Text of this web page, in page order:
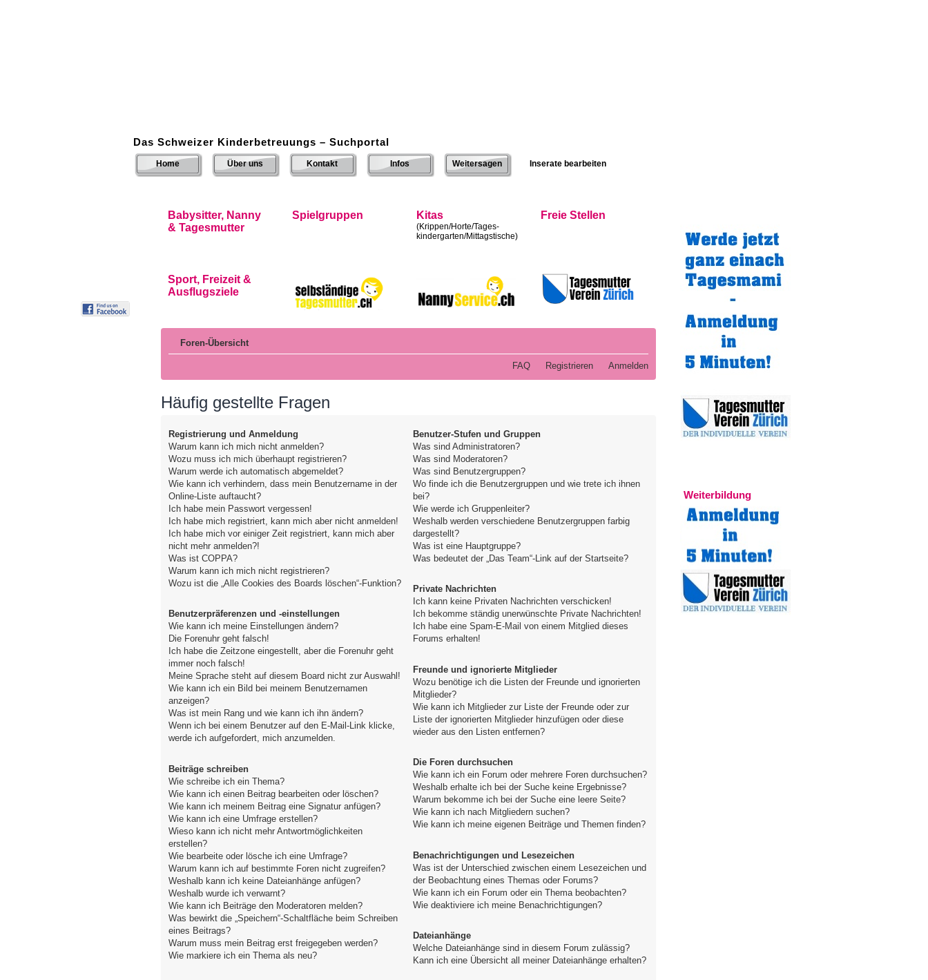
Das Schweizer Kinderbetreuungs – Suchportal
Home Über uns Kontakt Infos Weitersagen Inserate bearbeiten
Babysitter, Nanny
& Tagesmutter
Spielgruppen Kitas
(Krippen/Horte/Tages-
kindergarten/Mittagstische)
Freie Stellen
Sport, Freizeit &
Ausflugsziele
Foren-Übersicht
FAQ Registrieren Anmelden
Häufig gestellte Fragen
Registrierung und Anmeldung
Warum kann ich mich nicht anmelden?
Wozu muss ich mich überhaupt registrieren?
Warum werde ich automatisch abgemeldet?
Wie kann ich verhindern, dass mein Benutzername in der
Online-Liste auftaucht?
Ich habe mein Passwort vergessen!
Ich habe mich registriert, kann mich aber nicht anmelden!
Ich habe mich vor einiger Zeit registriert, kann mich aber
nicht mehr anmelden?!
Was ist COPPA?
Warum kann ich mich nicht registrieren?
Wozu ist die „Alle Cookies des Boards löschen“-Funktion?
Benutzerpräferenzen und -einstellungen
Wie kann ich meine Einstellungen ändern?
Die Forenuhr geht falsch!
Ich habe die Zeitzone eingestellt, aber die Forenuhr geht
immer noch falsch!
Meine Sprache steht auf diesem Board nicht zur Auswahl!
Wie kann ich ein Bild bei meinem Benutzernamen
anzeigen?
Was ist mein Rang und wie kann ich ihn ändern?
Wenn ich bei einem Benutzer auf den E-Mail-Link klicke,
werde ich aufgefordert, mich anzumelden.
Beiträge schreiben
Wie schreibe ich ein Thema?
Wie kann ich einen Beitrag bearbeiten oder löschen?
Wie kann ich meinem Beitrag eine Signatur anfügen?
Wie kann ich eine Umfrage erstellen?
Wieso kann ich nicht mehr Antwortmöglichkeiten
erstellen?
Wie bearbeite oder lösche ich eine Umfrage?
Warum kann ich auf bestimmte Foren nicht zugreifen?
Weshalb kann ich keine Dateianhänge anfügen?
Weshalb wurde ich verwarnt?
Wie kann ich Beiträge den Moderatoren melden?
Was bewirkt die „Speichern“-Schaltfläche beim Schreiben
eines Beitrags?
Warum muss mein Beitrag erst freigegeben werden?
Wie markiere ich ein Thema als neu?
Benutzer-Stufen und Gruppen
Was sind Administratoren?
Was sind Moderatoren?
Was sind Benutzergruppen?
Wo finde ich die Benutzergruppen und wie trete ich ihnen
bei?
Wie werde ich Gruppenleiter?
Weshalb werden verschiedene Benutzergruppen farbig
dargestellt?
Was ist eine Hauptgruppe?
Was bedeutet der „Das Team“-Link auf der Startseite?
Private Nachrichten
Ich kann keine Privaten Nachrichten verschicken!
Ich bekomme ständig unerwünschte Private Nachrichten!
Ich habe eine Spam-E-Mail von einem Mitglied dieses
Forums erhalten!
Freunde und ignorierte Mitglieder
Wozu benötige ich die Listen der Freunde und ignorierten
Mitglieder?
Wie kann ich Mitglieder zur Liste der Freunde oder zur
Liste der ignorierten Mitglieder hinzufügen oder diese
wieder aus den Listen entfernen?
Die Foren durchsuchen
Wie kann ich ein Forum oder mehrere Foren durchsuchen?
Weshalb erhalte ich bei der Suche keine Ergebnisse?
Warum bekomme ich bei der Suche eine leere Seite?
Wie kann ich nach Mitgliedern suchen?
Wie kann ich meine eigenen Beiträge und Themen finden?
Benachrichtigungen und Lesezeichen
Was ist der Unterschied zwischen einem Lesezeichen und
der Beobachtung eines Themas oder Forums?
Wie kann ich ein Forum oder ein Thema beobachten?
Wie deaktiviere ich meine Benachrichtigungen?
Dateianhänge
Welche Dateianhänge sind in diesem Forum zulässig?
Kann ich eine Übersicht all meiner Dateianhänge erhalten?
Weiterbildung